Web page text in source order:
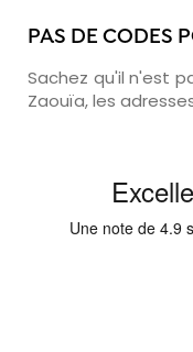
PAS DE CODES
Sachez qu'il n'est
Zaouïa, les